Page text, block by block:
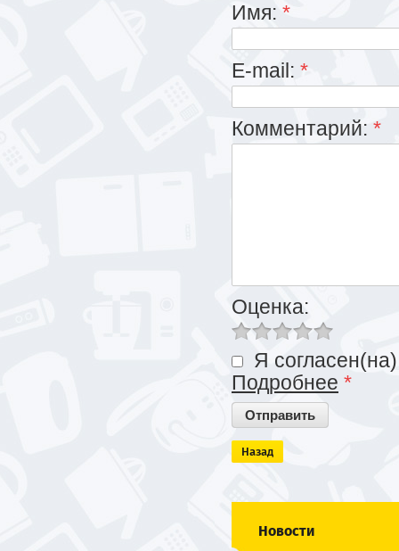
Имя: *
E-mail: *
Комментарий: *
Оценка:
Я
Подробнее *
Назад
Новости